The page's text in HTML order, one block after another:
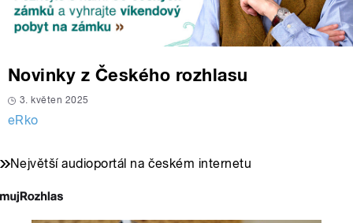
Novinky z Českého rozhlasu
3. květen 2025
eRko
Největší audioportál na českém internetu